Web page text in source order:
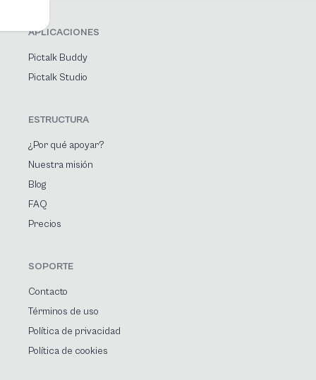
APLICACIONES
Pictalk Buddy
Pictalk Studio
ESTRUCTURA
¿Por qué apoyar?
Nuestra misión
Blog
FAQ
Precios
SOPORTE
Contacto
Términos de uso
Política de privacidad
Política de cookies